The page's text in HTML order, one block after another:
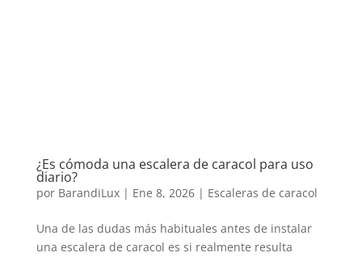
¿Es cómoda una escalera de caracol para uso
diario?
por BarandiLux| Ene 8, 2026| Escaleras de caracol
Una de las dudas más habituales antes de instalar
una escalera de caracol es si realmente resulta